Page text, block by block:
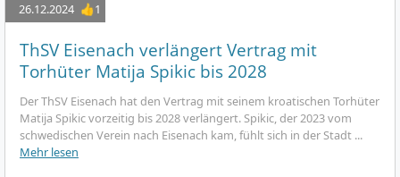
26.12.2024 👍1
ThSV Eisenach verlängert Vertrag mit
Torhüter Matija Spikic bis 2028
Der ThSV Eisenach hat den Vertrag mit seinem kroatischen Torhüter
Matija Spikic vorzeitig bis 2028 verlängert. Spikic, der 2023 vom
schwedischen Verein nach Eisenach kam, fühlt sich in der Stadt ...
Mehr lesen